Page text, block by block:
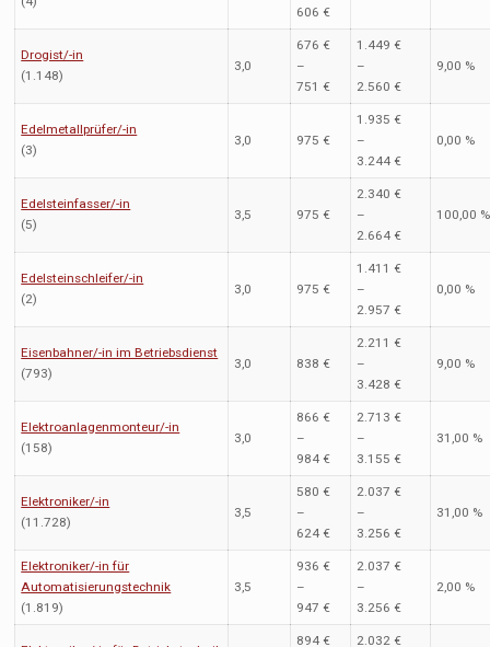
606 €
Drogist/-in
(1.148)
3,0
676 €
–
751 €
1.449 €
–
2.560 €
9,00 %
Edelmetallprüfer/-in
(3)
3,0 975 €
1.935 €
–
3.244 €
0,00 %
Edelsteinfasser/-in
(5)
3,5 975 €
2.340 €
–
2.664 €
100,00 %
Edelsteinschleifer/-in
(2)
3,0 975 €
1.411 €
–
2.957 €
0,00 %
Eisenbahner/-in im Betriebsdienst
(793)
3,0 838 €
2.211 €
–
3.428 €
9,00 %
Elektroanlagenmonteur/-in
(158)
3,0
866 €
–
984 €
2.713 €
–
3.155 €
31,00 %
Elektroniker/-in
(11.728)
3,5
580 €
–
624 €
2.037 €
–
3.256 €
31,00 %
Elektroniker/-in für
Automatisierungstechnik
(1.819)
3,5
936 €
–
947 €
2.037 €
–
3.256 €
2,00 %
894 €
2.032 €